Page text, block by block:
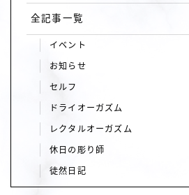
全記事一覧
イベント
お知らせ
セルフ
ドライオーガズム
レクタルオーガズム
休日の彫り師
徒然日記